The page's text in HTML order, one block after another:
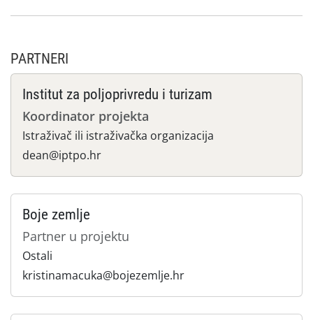
PARTNERI
Institut za poljoprivredu i turizam
Koordinator projekta
Istraživač ili istraživačka organizacija
dean@iptpo.hr
Boje zemlje
Partner u projektu
Ostali
kristinamacuka@bojezemlje.hr